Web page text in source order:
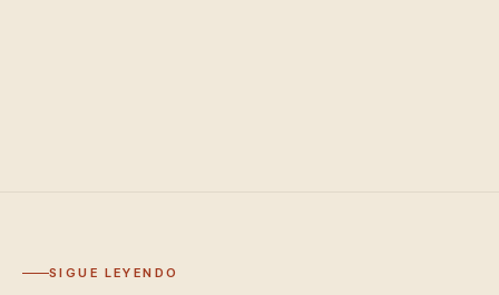
SIGUE LEYENDO